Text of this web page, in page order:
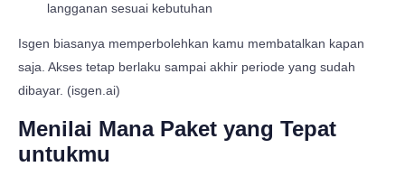
langganan sesuai kebutuhan
Isgen biasanya memperbolehkan kamu membatalkan kapan
saja. Akses tetap berlaku sampai akhir periode yang sudah
dibayar. (isgen.ai)
Menilai Mana Paket yang Tepat
untukmu